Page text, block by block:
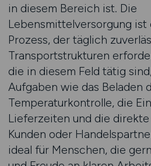
in diesem Bereich ist. Die
Lebensmittelversorgung
Prozess, der täglich
Transportstrukturen
die in diesem Feld tätig
Aufgaben wie das Beladen
Temperaturkontrolle, die
Lieferzeiten und die
Kunden oder
ideal für Menschen, die